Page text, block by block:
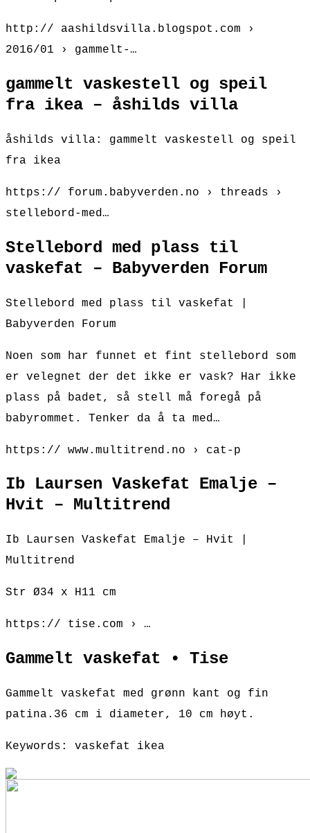
http:// aashildsvilla.blogspot.com ›
2016/01 › gammelt-…
gammelt vaskestell og speil
fra ikea – åshilds villa
åshilds villa: gammelt vaskestell og speil
fra ikea
https:// forum.babyverden.no › threads ›
stellebord-med…
Stellebord med plass til
vaskefat – Babyverden Forum
Stellebord med plass til vaskefat |
Babyverden Forum
Noen som har funnet et fint stellebord som
er velegnet der det ikke er vask? Har ikke
plass på badet, så stell må foregå på
babyrommet. Tenker da å ta med…
https:// www.multitrend.no › cat-p
Ib Laursen Vaskefat Emalje –
Hvit – Multitrend
Ib Laursen Vaskefat Emalje – Hvit |
Multitrend
Str Ø34 x H11 cm
https:// tise.com › …
Gammelt vaskefat • Tise
Gammelt vaskefat med grønn kant og fin
patina.36 cm i diameter, 10 cm høyt.
Keywords: vaskefat ikea